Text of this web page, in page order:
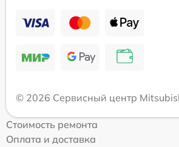
© 2026 Сервисный центр
Стоимость ремонта
Оплата и доставка